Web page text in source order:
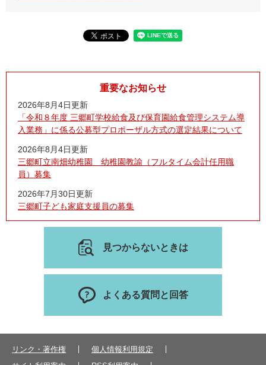
重要なお知らせ
2026年8月4日更新
「令和８年度 三郷町学校給食及び保育園給食管理システム導
入業務」に係る公募型プロポーザル方式の選定結果について
2026年8月4日更新
三郷町立南畑幼稚園 幼稚園教諭（フルタイム会計任用職
員）募集
2026年7月30日更新
三郷町子ども家庭支援員の募集
見つからないときは
よくある質問と回答
リンク・著作権
個人情報利用規定